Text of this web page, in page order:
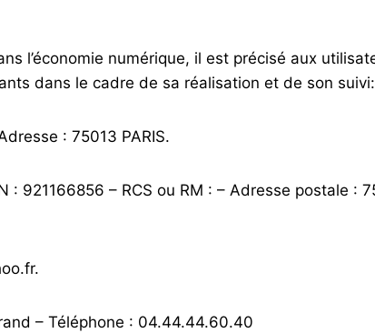
l’économie numérique, il est précisé aux
dans le cadre de sa réalisation et de son suivi:
: 75013 PARIS.
921166856 – RCS ou RM : – Adresse postale :
– Téléphone : 04.44.44.60.40